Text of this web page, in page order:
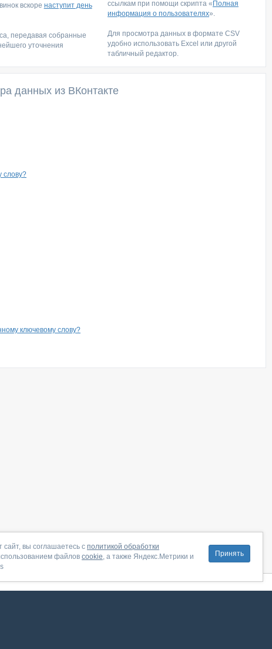
вскоре наступит день
передавая собранные
уточнения
ссылкам при помощи скрипта « Полная
информация о пользователях».
Для просмотра данных в формате CSV
удобно использовать Excel или другой
табличный редактор.
данных из ВКонтакте
слову?
ключевому слову?
Принять
сайт, вы соглашаетесь с политикой обработки
файлов cookie, а также Яндекс.Метрики и